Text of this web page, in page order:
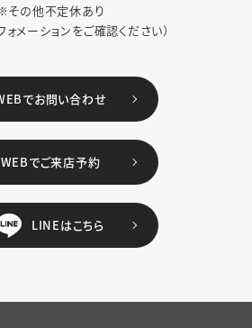
その他不定休あり
ォメーションをご確認ください）
でお問い合わせ
WEBでご来店予約
LINEはこちら